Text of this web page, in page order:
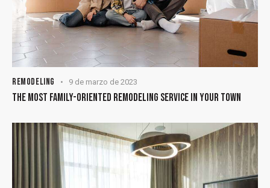
REMODELING 9 de marzo de 2023
THE MOST FAMILY-ORIENTED REMODELING SERVICE IN YOUR TOWN